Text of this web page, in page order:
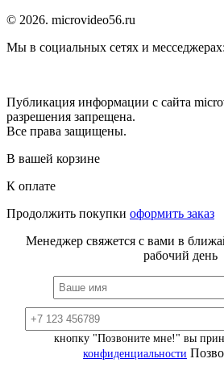
© 2026. microvideo56.ru
Мы в социальных сетях и месседжерах:
Публикация информации с сайта
разрешения запрещена.
Все права защищены.
В вашей корзине
К оплате
Продолжить покупки оформить заказ
Менеджер свяжется с вами в
рабочий день
кнопку "Позвоните мне!" вы
конфиденциальности